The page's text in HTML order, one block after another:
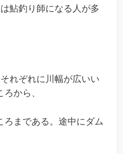
鮎釣り師になる人が多
れぞれに川幅が広いい
から、
ろまである。途中にダム